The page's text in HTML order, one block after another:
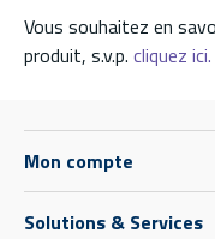
Vous souhaitez en
produit, s.v.p. cliquez ici.
Mon compte
Solutions & Services